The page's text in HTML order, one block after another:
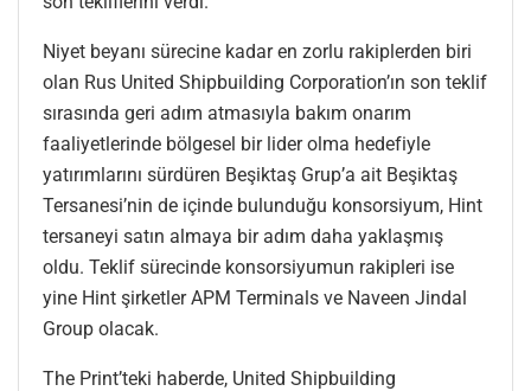
Niyet beyanı sürecine kadar en zorlu rakiplerden biri
olan Rus United Shipbuilding Corporation’ın son teklif
sırasında geri adım atmasıyla bakım onarım
faaliyetlerinde bölgesel bir lider olma hedefiyle
yatırımlarını sürdüren Beşiktaş Grup’a ait Beşiktaş
Tersanesi’nin de içinde bulunduğu konsorsiyum, Hint
tersaneyi satın almaya bir adım daha yaklaşmış
oldu. Teklif sürecinde konsorsiyumun rakipleri ise
yine Hint şirketler APM Terminals ve Naveen Jindal
Group olacak.
The Print’teki haberde, United Shipbuilding